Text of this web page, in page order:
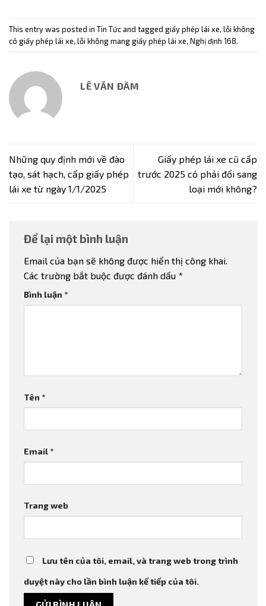
This entry was posted in Tin Tứcand tagged giấy phép lái xe, lỗi không
có giấy phép lái xe, lỗi không mang giấy phép lái xe, Nghị định 168.
LÊ VĂN ĐÃM
Những quy định mới về đào
tạo, sát hạch, cấp giấy phép
lái xe từ ngày 1/1/2025
Giấy phép lái xe cũ cấp
trước 2025 có phải đổi sang
loại mới không?
Để lại một bình luận
Email của bạn sẽ không được hiển thị công khai.
Các trường bắt buộc được đánh dấu *
Bình luận *
Tên *
Email *
Trang web
Lưu tên của tôi, email, và trang web trong trình
duyệt này cho lần bình luận kế tiếp của tôi.